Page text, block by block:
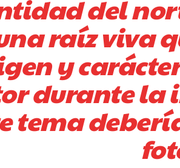
del
raíz viva
y
durante la
tema